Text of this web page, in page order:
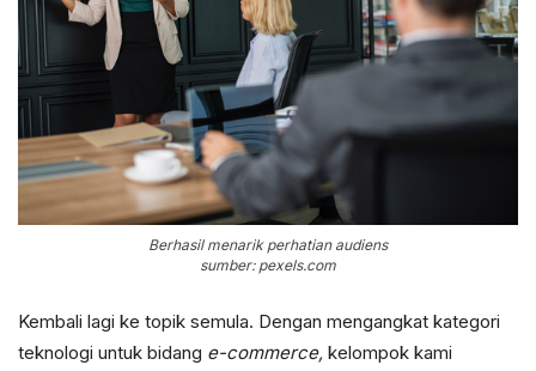
Berhasil menarik perhatian audiens
sumber: pexels.com
Kembali lagi ke topik semula. Dengan mengangkat kategori
teknologi untuk bidang e-commerce, kelompok kami